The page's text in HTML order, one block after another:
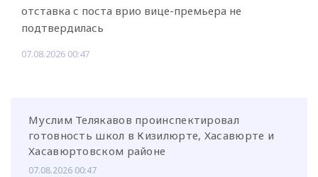
отставка с поста врио вице-премьера не
подтвердилась
07.08.2026 00:47
Муслим Телякавов проинспектировал
готовность школ в Кизилюрте, Хасавюрте и
Хасавюртовском районе
07.08.2026 00:47